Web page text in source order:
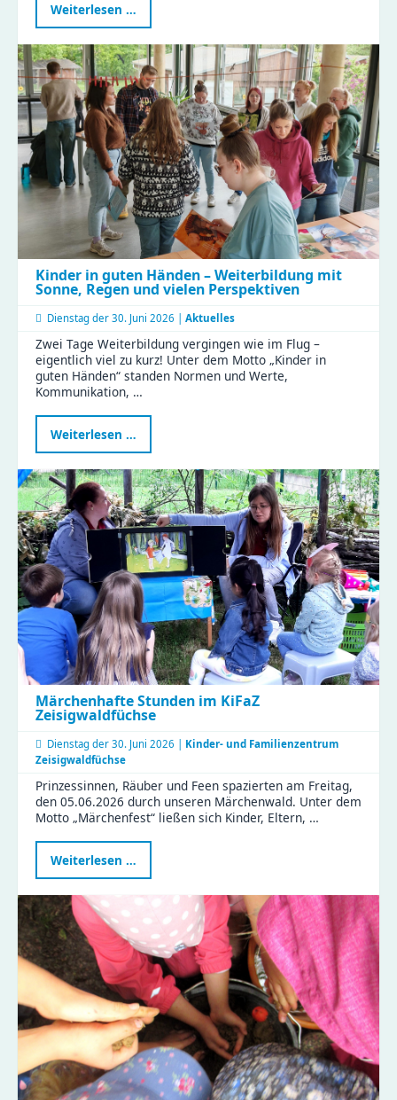
Weiterlesen …
besonderer
Tag
in
der
Gustav
|
Clubraum
eingeweiht
Kinder in guten Händen – Weiterbildung mit
Sonne, Regen und vielen Perspektiven
Dienstag der 30. Juni 2026 | Aktuelles
Zwei Tage Weiterbildung vergingen wie im Flug –
eigentlich viel zu kurz! Unter dem Motto „Kinder in
guten Händen“ standen Normen und Werte,
Kommunikation, …
Weiterlesen …
in
guten
Händen
–
Weiterbildung
mit
Sonne,
Regen
und
vielen
Perspektiven
Märchenhafte Stunden im KiFaZ
Zeisigwaldfüchse
Dienstag der 30. Juni 2026 | Kinder- und Familienzentrum
Zeisigwaldfüchse
Prinzessinnen, Räuber und Feen spazierten am Freitag,
den 05.06.2026 durch unseren Märchenwald. Unter dem
Motto „Märchenfest“ ließen sich Kinder, Eltern, …
Weiterlesen …
Stunden
Zeisigwaldfüchse